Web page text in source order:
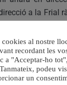
a la Frial
finca de la Torre
s’estudie per
obertes, com
al nostre
recordant les
a "Acceptar-ho
podeu
un